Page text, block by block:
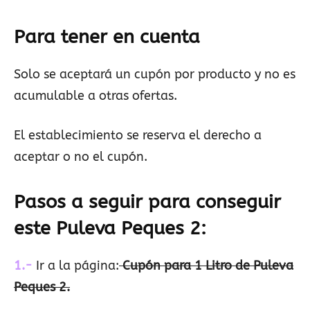
Para tener en cuenta
Solo se aceptará un cupón por producto y no es
acumulable a otras ofertas.
El establecimiento se reserva el derecho a
aceptar o no el cupón.
Pasos a seguir para conseguir
este Puleva Peques 2:
1.- Ir a la página:Cupón para 1 Litro de Puleva
Peques 2.